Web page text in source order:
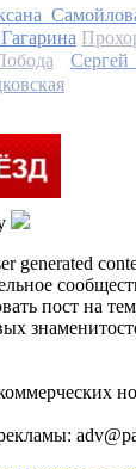
Сергей
generated
пост на